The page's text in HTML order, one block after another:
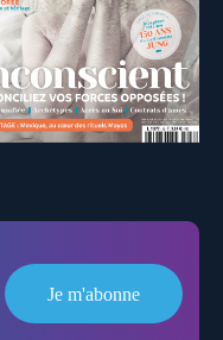
Je m'abonne